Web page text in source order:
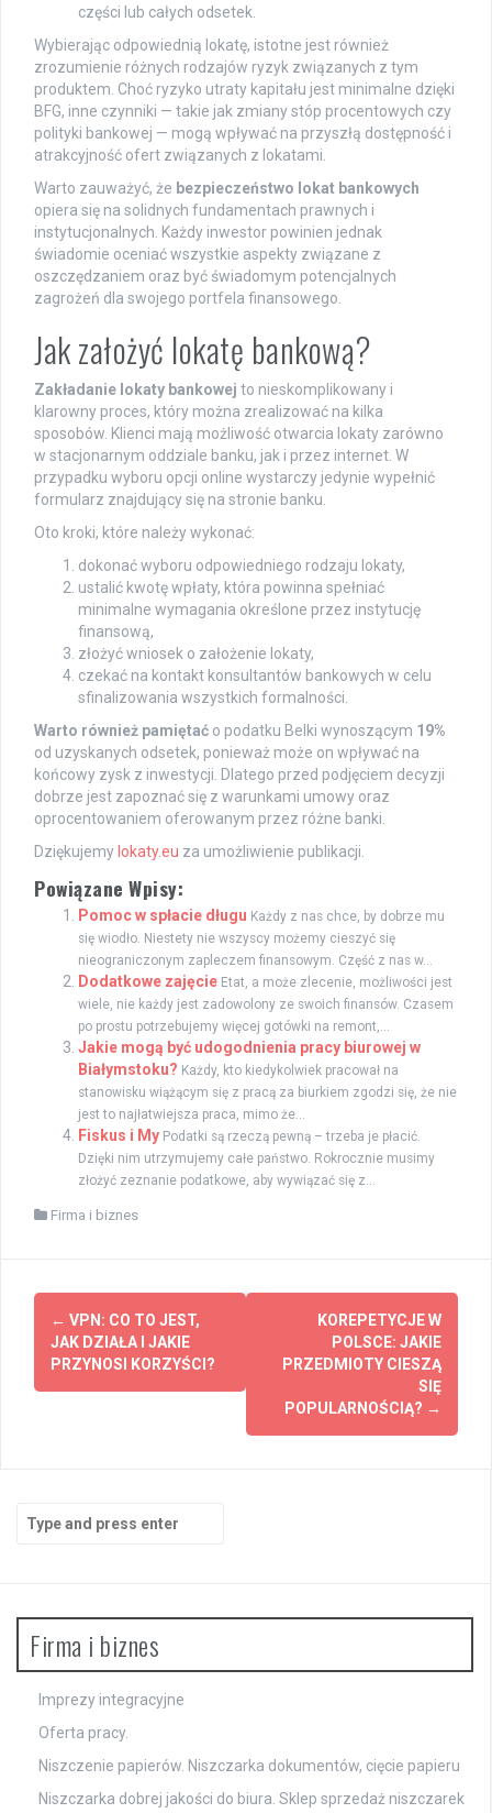
części lub całych odsetek.
Wybierając odpowiednią lokatę, istotne jest również
zrozumienie różnych rodzajów ryzyk związanych z tym
produktem. Choć ryzyko utraty kapitału jest minimalne dzięki
BFG, inne czynniki — takie jak zmiany stóp procentowych czy
polityki bankowej — mogą wpływać na przyszłą dostępność i
atrakcyjność ofert związanych z lokatami.
Warto zauważyć, że bezpieczeństwo lokat bankowych
opiera się na solidnych fundamentach prawnych i
instytucjonalnych. Każdy inwestor powinien jednak
świadomie oceniać wszystkie aspekty związane z
oszczędzaniem oraz być świadomym potencjalnych
zagrożeń dla swojego portfela finansowego.
Jak założyć lokatę bankową?
Zakładanie lokaty bankowej to nieskomplikowany i
klarowny proces, który można zrealizować na kilka
sposobów. Klienci mają możliwość otwarcia lokaty zarówno
w stacjonarnym oddziale banku, jak i przez internet. W
przypadku wyboru opcji online wystarczy jedynie wypełnić
formularz znajdujący się na stronie banku.
Oto kroki, które należy wykonać:
dokonać wyboru odpowiedniego rodzaju lokaty,
ustalić kwotę wpłaty, która powinna spełniać
minimalne wymagania określone przez instytucję
finansową,
złożyć wniosek o założenie lokaty,
czekać na kontakt konsultantów bankowych w celu
sfinalizowania wszystkich formalności.
Warto również pamiętać o podatku Belki wynoszącym 19%
od uzyskanych odsetek, ponieważ może on wpływać na
końcowy zysk z inwestycji. Dlatego przed podjęciem decyzji
dobrze jest zapoznać się z warunkami umowy oraz
oprocentowaniem oferowanym przez różne banki.
Dziękujemy lokaty.eu za umożliwienie publikacji.
Powiązane Wpisy:
Pomoc w spłacie długu Każdy z nas chce, by dobrze mu
się wiodło. Niestety nie wszyscy możemy cieszyć się
nieograniczonym zapleczem finansowym. Część z nas w...
Dodatkowe zajęcie Etat, a może zlecenie, możliwości jest
wiele, nie każdy jest zadowolony ze swoich finansów. Czasem
po prostu potrzebujemy więcej gotówki na remont,...
Jakie mogą być udogodnienia pracy biurowej w
Białymstoku? Każdy, kto kiedykolwiek pracował na
stanowisku wiążącym się z pracą za biurkiem zgodzi się, że nie
jest to najłatwiejsza praca, mimo że...
Fiskus i My Podatki są rzeczą pewną – trzeba je płacić.
Dzięki nim utrzymujemy całe państwo. Rokrocznie musimy
złożyć zeznanie podatkowe, aby wywiązać się z...
Firma i biznes
Post
navigation
← VPN: CO TO JEST,
JAK DZIAŁA I JAKIE
PRZYNOSI KORZYŚCI?
KOREPETYCJE W
POLSCE: JAKIE
PRZEDMIOTY CIESZĄ
SIĘ
POPULARNOŚCIĄ? →
for:
Firma i biznes
Imprezy integracyjne
Oferta pracy.
Niszczenie papierów. Niszczarka dokumentów, cięcie papieru
Niszczarka dobrej jakości do biura. Sklep sprzedaż niszczarek